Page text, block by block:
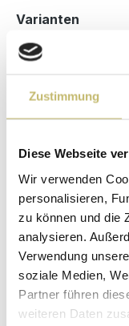
Zustimmung
Diese Webseite
Wir verwenden
personalisieren,
zu können und die
analysieren.
Verwendung
soziale Medien,
Partner führen
weiteren Daten
Varianten
Maße (H/B/T):
Materialien
mit bester
Bewertung
Designed in
Germany